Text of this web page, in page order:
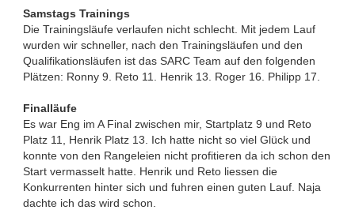
Samstags Trainings
Die Trainingsläufe verlaufen nicht schlecht. Mit jedem Lauf
wurden wir schneller, nach den Trainingsläufen und den
Qualifikationsläufen ist das SARC Team auf den folgenden
Plätzen: Ronny 9. Reto 11. Henrik 13. Roger 16. Philipp 17.
Finalläufe
Es war Eng im A Final zwischen mir, Startplatz 9 und Reto
Platz 11, Henrik Platz 13. Ich hatte nicht so viel Glück und
konnte von den Rangeleien nicht profitieren da ich schon den
Start vermasselt hatte. Henrik und Reto liessen die
Konkurrenten hinter sich und fuhren einen guten Lauf. Naja
dachte ich das wird schon.